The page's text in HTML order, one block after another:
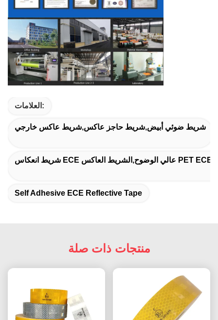
العلامات:
شريط ضوئي أبيض,شريط حاجز عاكس,شريط عاكس خارجي
Self Adhesive ECE Reflective Tape
منتجات ذات صلة